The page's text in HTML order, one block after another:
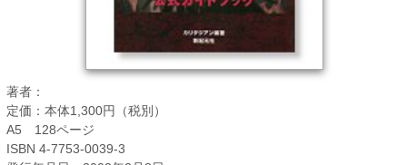
著者：
定価：本体1,300円（税別）
A5 128ページ
ISBN 4-7753-0039-3